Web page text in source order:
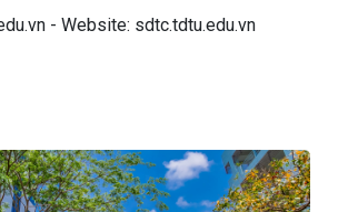
- Website: sdtc.tdtu.edu.vn